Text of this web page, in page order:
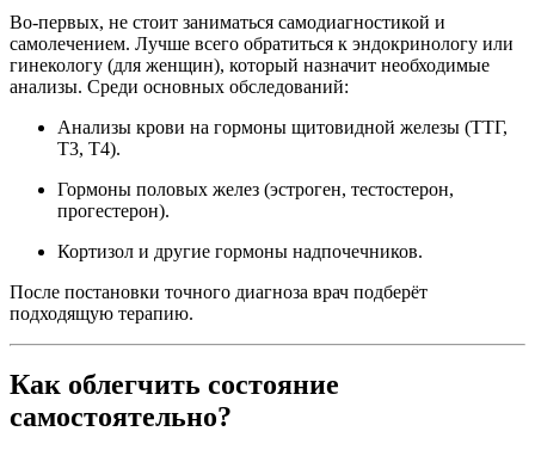
Во-первых, не стоит заниматься самодиагностикой и
самолечением. Лучше всего обратиться к эндокринологу или
гинекологу (для женщин), который назначит необходимые
анализы. Среди основных обследований:
Анализы крови на гормоны щитовидной железы (ТТГ,
Т3, Т4).
Гормоны половых желез (эстроген, тестостерон,
прогестерон).
Кортизол и другие гормоны надпочечников.
После постановки точного диагноза врач подберёт
подходящую терапию.
Как облегчить состояние
самостоятельно?